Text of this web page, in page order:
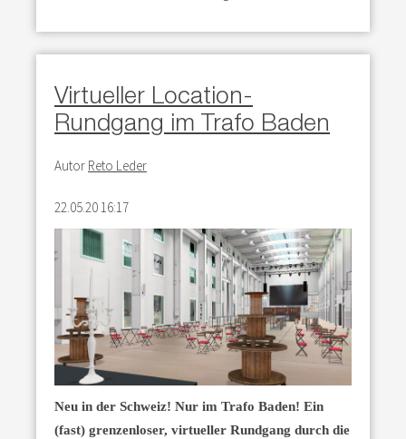
Virtueller Location-
Rundgang im Trafo Baden
Autor Reto Leder
22.05.20 16:17
Neu in der Schweiz! Nur im Trafo Baden! Ein
(fast) grenzenloser, virtueller Rundgang durch die